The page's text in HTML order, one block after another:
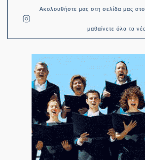
Ακολουθήστε μας στη σελίδα μας
μαθαίνετε όλα τα